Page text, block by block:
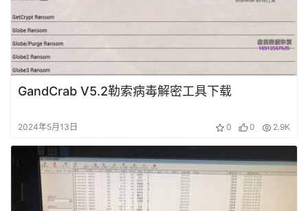
技
术
资
备
展
登录 注册
GandCrab V5.2勒索病毒解密工具下载
2024年5月13日 0 0 2.9K